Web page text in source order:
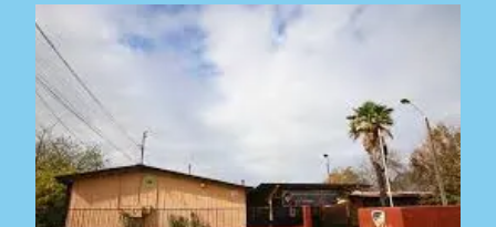
COLEGIO
MARTA
BRUNET,
20.
AUGUST
2019